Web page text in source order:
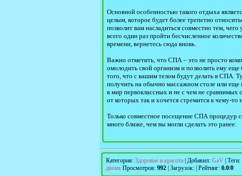
Основной особенностью такого отдыха
целым, которое будет более трепетно
позволит вам насладиться совместно тем,
всего один раз пройти бесчисленное
времени, вернетесь сюда вновь.
Важно отметить, что СПА – это не просто
омолодить свой организм и позволить ему еще
того, что с вашим телом будут делать в СПА.
получить на обычно массажном столе или еще
в мир первоклассных и не с чем не сравнимых
от которых так и хочется стремится к чему-
Только совместное посещение СПА процедур
много ближе, чем вы могли сделать это ранее.
Категория: Здоровье и красота Добавил: GaV Теги:
двоих Просмотров: 992 Загрузок: Рейтинг: 0.0/0